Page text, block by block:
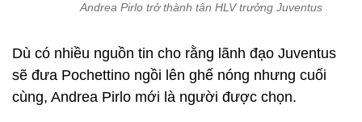
Andrea Pirlo trở thành tân HLV trưởng Juventus
Dù có nhiều nguồn tin cho rằng lãnh đạo Juventus
sẽ đưa Pochettino ngồi lên ghế nóng nhưng cuối
cùng, Andrea Pirlo mới là người được chọn.